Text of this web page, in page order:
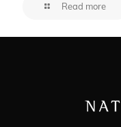
Read more